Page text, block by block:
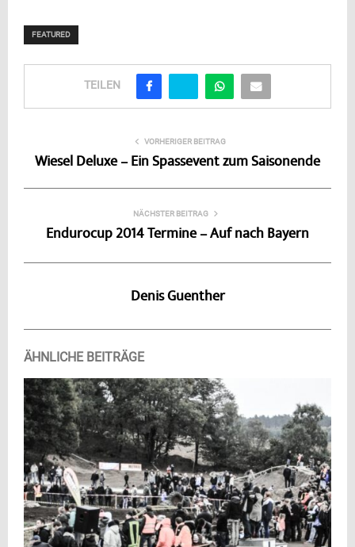
FEATURED
TEILEN
VORHERIGER BEITRAG
Wiesel Deluxe – Ein Spassevent zum Saisonende
NÄCHSTER BEITRAG
Endurocup 2014 Termine – Auf nach Bayern
Denis Guenther
ÄHNLICHE BEITRÄGE